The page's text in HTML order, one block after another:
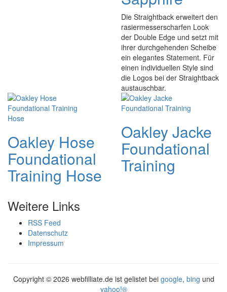
Die Straightback erweitert den
rasiermesserscharfen Look
der Double Edge und setzt mit
ihrer durchgehenden Scheibe
ein elegantes Statement. Für
einen individuellen Style sind
die Logos bei der Straightback
austauschbar.
Oakley Hose
Foundational
Training Hose
Oakley Jacke
Foundational
Training
Weitere Links
RSS Feed
Datenschutz
Impressum
Copyright © 2026 webfilliate.de ist gelistet bei google, bing und
yahoo!®